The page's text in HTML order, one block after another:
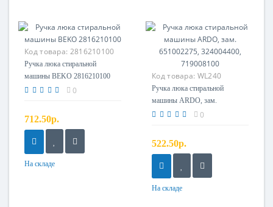
Код товара: 2816210100
Ручка люка стиральной
машины BEKO 2816210100
0
712.50р.
На складе
Код товара: WL240
Ручка люка стиральной
машины ARDO, зам.
651002275, 324004400,
0
522.50р.
На складе